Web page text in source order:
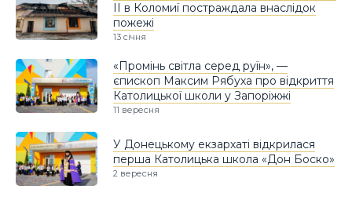
ІІ в Коломиї постраждала внаслідок
пожежі
13 січня
«Промінь світла серед руїн», —
єпископ Максим Рябуха про відкриття
Католицької школи у Запоріжжі
11 вересня
У Донецькому екзархаті відкрилася
перша Католицька школа «Дон Боско»
2 вересня